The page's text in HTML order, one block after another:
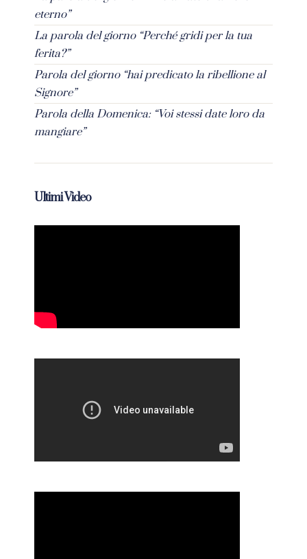
eterno”
La parola del giorno “Perché gridi per la tua
ferita?”
Parola del giorno “hai predicato la ribellione al
Signore”
Parola della Domenica: “Voi stessi date loro da
mangiare”
Ultimi Video